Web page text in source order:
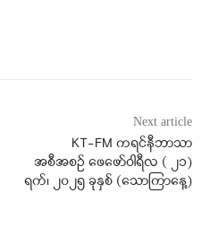
Next article
KT-FM ကရင်နီဘာသာ
အစီအစဉ် ဖေဖော်ဝါရီလ ( ၂၁)
ရက်၊ ၂၀၂၅ ခုနှစ် (သောကြာနေ့)